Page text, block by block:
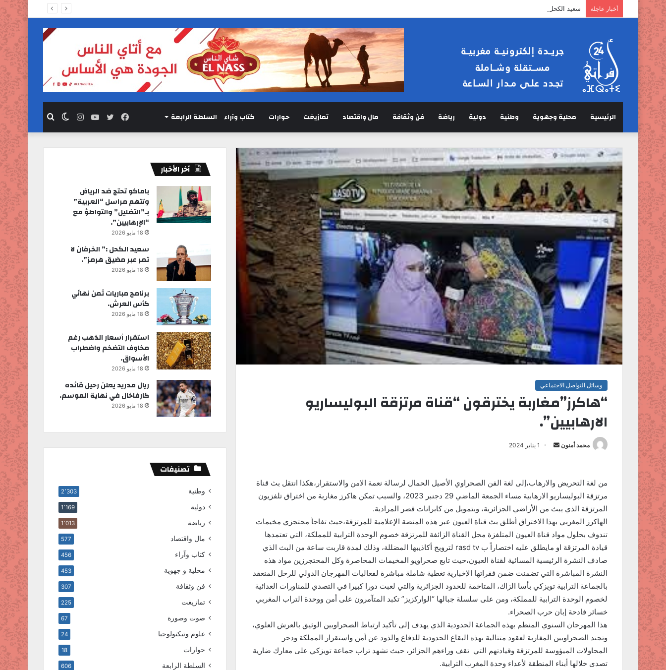
أخبار عاجلة سعيد الكحل :” الخرفان لا تمر عبر مضيق هرمز”.
الرئيسية محلية وجهوية وطنية دولية رياضة فن وثقافة مال واقتصاد تمازيغت حوارات كتاب وآراء السلطة الرابعة
عن
الوضع
المظلم
انستقرام يوتيوب تويتر
فيسبوك
وسائل التواصل الاجتماعي
“هاكرز”مغاربة يخترقون “قناة مرتزقة البوليساريو
الارهابيين”.
محمد أمنون
ل
د
إ
ل
ك
ت
ر
و
ن
1 يناير 2024
من لغة التحريض والارهاب،إلى لغة الفن الصحراوي الأصيل الحمال لرسالة نعمة الامن والاستقرار،هكذا انتقل بث قناة
مرتزقة البوليساريو الارهابية مساء الجمعة الماضي 29 دجنبر 2023، والسبب تمكن هاكرز مغاربة من اختراق تلفزيون
المرتزقة الذي يبث من الأراضي الجزائرية، وبتمويل من كابرانات قصر المرادية.
الهاكرز المغربي بهذا الاختراق أطلق بث قناة العيون عبر هذه المنصة الإعلامية للمرتزقة،حيث تفاجأ محتجزي مخيمات
تندوف بحلول مواد قناة العيون المتلفزة محل القناة الزائفة للمرتزقة خصوم الوحدة الترابية للمملكة، التي تعتمدها
قيادة المرتزقة او مايطلق عليه اختصاراً ب rasd tv لترويج أكاذيبها المضللة، وذلك لمدة قاربت ساعة من البث الذي
صادف النشرة الرئيسية المسائية لقناة العيون،حيث تابع صحراويو المخيمات المحاصرة وكل المحتجرزين مواد هذه
النشرة المباشرة التي تضمنت ضمن فقراتها الإخبارية تغطية شاملة مباشرة لفعاليات المهرجان الدولي للرحل المنعقد
بالجماعة الترابية تويزكي بأسا الزاك، المتاخمة للحدود الجزائرية والتي لعبت دورا كبيرا في التصدي للمناورات العدائية
لخصوم الوحدة الترابية للمملكة، ومن على سلسلة جبالها “الواركزيز” تكبد المتآمرون على أمن ووحدة التراب المغربي
خسائر فادحة إبان حرب الصحراء.
هذا المهرجان السنوي المنظم بهذه الجماعة الحدودية الذي يهدف إلى تأكيد ارتباط الصحراويين الوثيق بالعرش العلوي،
وتجند الصحراويين المغاربة لعقود متتالية بهذه البقاع الحدودية للدفاع والذود عن أمن واستقرار المملكة ودحر
المحاولات الميؤوسة للمرتزقة وقيادتهم التي تقف وراءهم الجزائر، حيث تشهد تراب جماعة تويزكي على معارك ضارية
تصدى خلالها أبناء المنطقة لأعداء وحدة المغرب الترابية.
أخر الأخبار
باماكو تحتج ضد الرياض
وتتهم مراسل “العربية”
بـ”التضليل” والتواطؤ مع
“الإرهابيين”.
18 مايو 2026
سعيد الكحل :” الخرفان لا
تمر عبر مضيق هرمز”.
18 مايو 2026
برنامج مباريات ثمن نهائي
كأس العرش.
18 مايو 2026
استقرار أسعار الذهب رغم
مخاوف التضخم واضطراب
الأسواق.
18 مايو 2026
ريال مدريد يعلن رحيل قائده
كارفاخال في نهاية الموسم.
18 مايو 2026
تصنيفات
وطنية 2٬303
دولية 1٬169
رياضة 1٬013
مال واقتصاد 577
كتاب وآراء 456
محلية و جهوية 453
فن وثقافة 307
تمازيغت 225
صوت وصورة 67
علوم وتيكنولوجيا 24
حوارات 18
السلطة الرابعة 606